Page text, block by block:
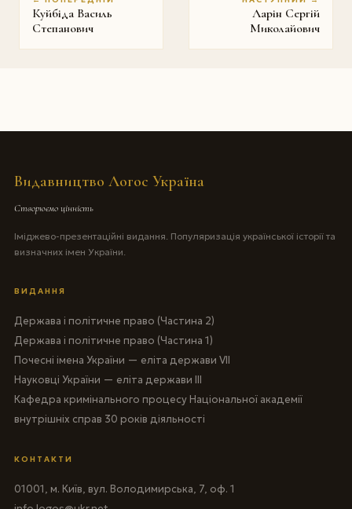
Куйбіда Василь
Степанович
Ларін Сергій
Миколайович
Видавництво Логос Україна
Створюємо цінність
Іміджево-презентаційні видання. Популяризація української історії та
визначних імен України.
ВИДАННЯ
Держава і політичне право (Частина 2)
Держава і політичне право (Частина 1)
Почесні імена України — еліта держави VII
Науковці України — еліта держави III
Кафедра кримінального процесу Національної академії
внутрішніх справ 30 років діяльності
КОНТАКТИ
01001, м. Київ, вул. Володимирська, 7, оф. 1